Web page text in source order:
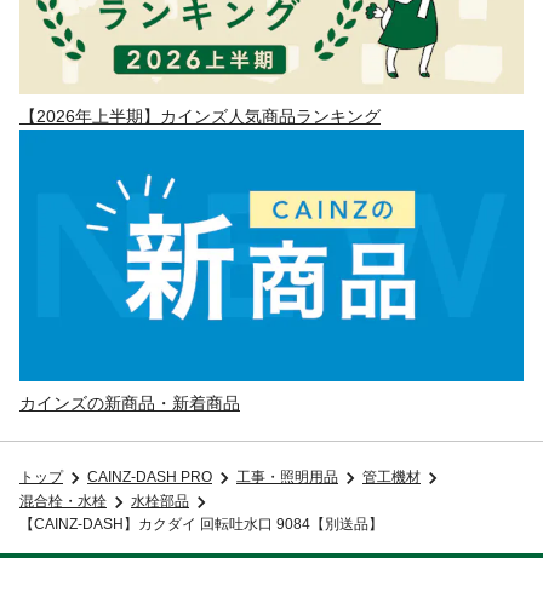
【2026年上半期】カインズ人気商品ランキング
カインズの新商品・新着商品
トップ CAINZ-DASH PRO 工事・照明用品
管工機材
混合栓・水栓
水栓部品
【CAINZ-DASH】カクダイ 回転吐水口 9084【別送品】